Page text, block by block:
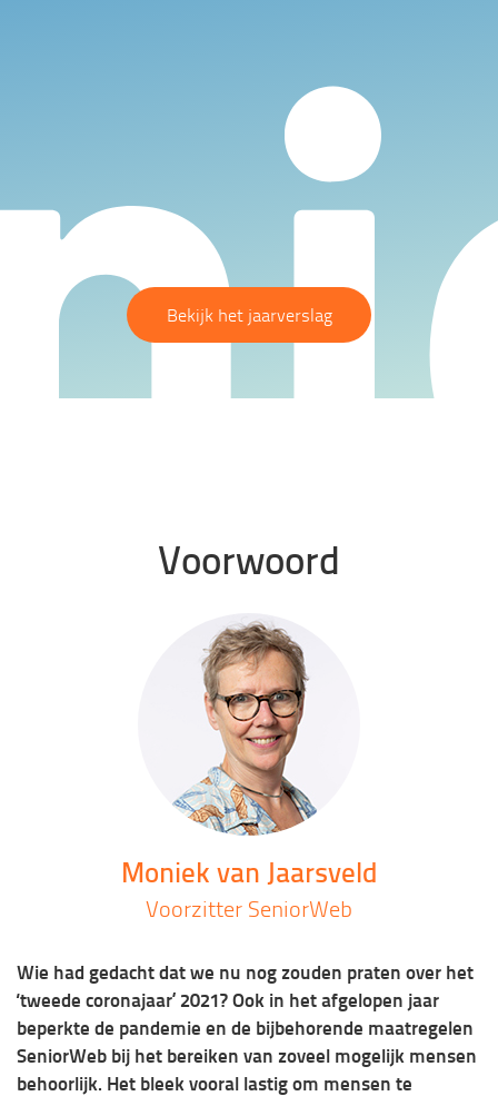
Bekijk het jaarverslag
Voorwoord
Moniek van Jaarsveld
Voorzitter SeniorWeb
Wie had gedacht dat we nu nog zouden praten over het
‘tweede coronajaar’ 2021? Ook in het afgelopen jaar
beperkte de pandemie en de bijbehorende maatregelen
SeniorWeb bij het bereiken van zoveel mogelijk mensen
behoorlijk. Het bleek vooral lastig om mensen te